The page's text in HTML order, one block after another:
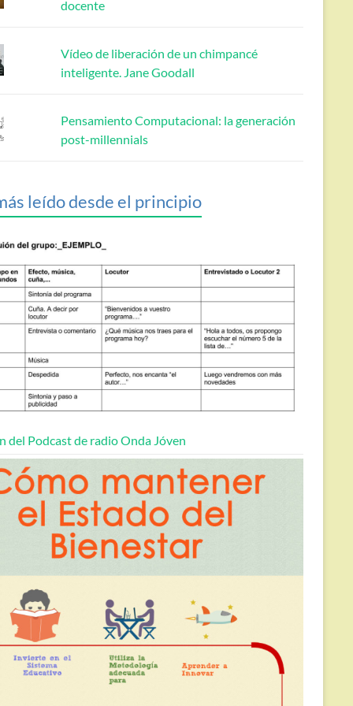
docente
Vídeo de liberación de un chimpancé
inteligente. Jane Goodall
Pensamiento Computacional: la generación
post-millennials
leído desde el principio
del Podcast de radio Onda Jóven